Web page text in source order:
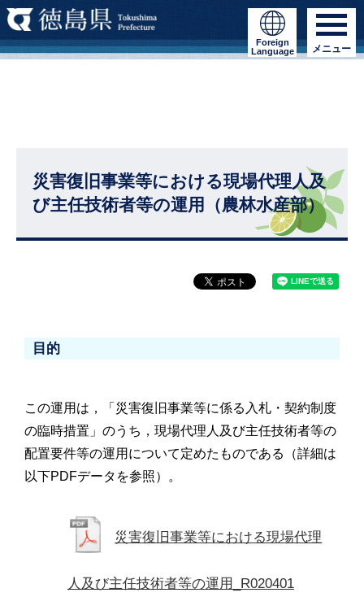
Foreign
Language
メニュー
災害復旧事業等における現場代理人及
び主任技術者等の運用（農林水産部）
目的
この運用は，「災害復旧事業等に係る入札・契約制度
の臨時措置」のうち，現場代理人及び主任技術者等の
配置要件等の運用について定めたものである（詳細は
以下PDFデータを参照）。
災害復旧事業等における現場代理
人及び主任技術者等の運用_R020401